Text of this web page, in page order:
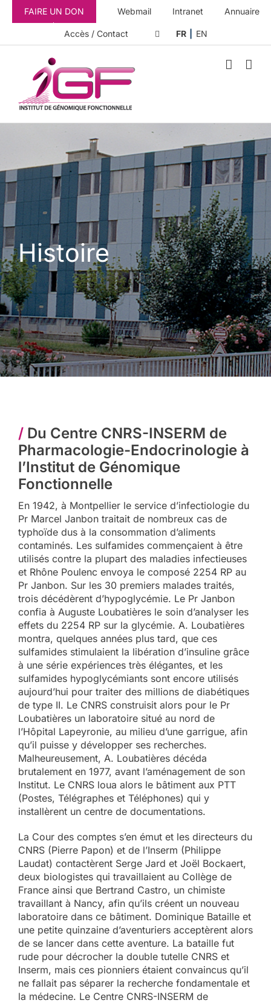
PasserFAIRE UN DON Webmail Intranet Annuaire
Accès / Contact FR EN
Histoire
/Du Centre CNRS-INSERM de
Pharmacologie-Endocrinologie à
l’Institut de Génomique
Fonctionnelle
En 1942, à Montpellier le service d’infectiologie du
Pr Marcel Janbon traitait de nombreux cas de
typhoïde dus à la consommation d’aliments
contaminés. Les sulfamides commençaient à être
utilisés contre la plupart des maladies infectieuses
et Rhône Poulenc envoya le composé 2254 RP au
Pr Janbon. Sur les 30 premiers malades traités,
trois décédèrent d’hypoglycémie. Le Pr Janbon
confia à Auguste Loubatières le soin d’analyser les
effets du 2254 RP sur la glycémie. A. Loubatières
montra, quelques années plus tard, que ces
sulfamides stimulaient la libération d’insuline grâce
à une série expériences très élégantes, et les
sulfamides hypoglycémiants sont encore utilisés
aujourd’hui pour traiter des millions de diabétiques
de type II. Le CNRS construisit alors pour le Pr
Loubatières un laboratoire situé au nord de
l’Hôpital Lapeyronie, au milieu d’une garrigue, afin
qu’il puisse y développer ses recherches.
Malheureusement, A. Loubatières décéda
brutalement en 1977, avant l’aménagement de son
Institut. Le CNRS loua alors le bâtiment aux PTT
(Postes, Télégraphes et Téléphones) qui y
installèrent un centre de documentations.
La Cour des comptes s’en émut et les directeurs du
CNRS (Pierre Papon) et de l’Inserm (Philippe
Laudat) contactèrent Serge Jard et Joël Bockaert,
deux biologistes qui travaillaient au Collège de
France ainsi que Bertrand Castro, un chimiste
travaillant à Nancy, afin qu’ils créent un nouveau
laboratoire dans ce bâtiment. Dominique Bataille et
une petite quinzaine d’aventuriers acceptèrent alors
de se lancer dans cette aventure. La bataille fut
rude pour décrocher la double tutelle CNRS et
Inserm, mais ces pionniers étaient convaincus qu’il
ne fallait pas séparer la recherche fondamentale et
la médecine. Le Centre CNRS-INSERM de